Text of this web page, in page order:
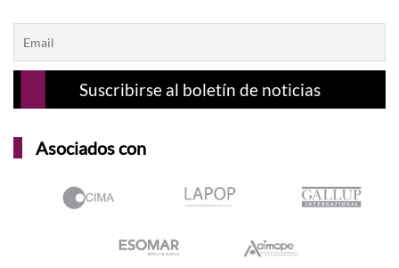
Asociados con